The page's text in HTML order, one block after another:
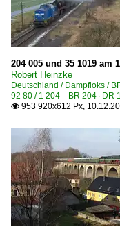
BR SM42
BR ST43 ·
BR SU46 5
E-Loks
EP07 1 140,
ET22 · EP23
EU07 5 140
EU45 · 5 170
Güterverkehr
204 005 und 35 1019 am
Robert Heinzke
Deutschland / Dampfloks /
92 80 / 1 204 BR 204 · DR
 953 920x612 Px,